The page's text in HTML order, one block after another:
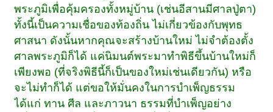
พระภูมิเพื่อคุ้มครองทั้งหมู่บ้าน (เช่นอีสานมีศาลปู่ตา)
ทั้งนี้เป็นความเชื่อของท้องถิ่น ไม่เกี่ยวข้องกับพุทธ
ศาสนา ดังนั้นหากคุณจะสร้างบ้านใหม่ ไม่จำต้องตั้ง
ศาลพระภูมิก็ได้ แค่นิมนต์พระมาทำพิธีขึ้นบ้านใหม่ก็
เพียงพอ (ที่จริงพิธีนี้ก็เป็นของใหม่เช่นเดียวกัน) หรือ
จะไม่ทำก็ได้ แต่ขอให้มั่นคงในการบำเพ็ญธรรม
ได้แก่ ทาน ศีล และภาวนา ธรรมที่บำเพ็ญอย่าง